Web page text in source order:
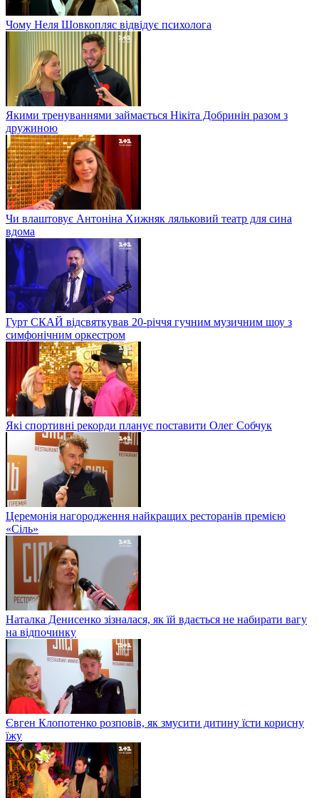
Чому Неля Шовкопляс відвідує психолога
Якими тренуваннями займається Нікіта Добринін разом з
дружиною
Чи влаштовує Антоніна Хижняк ляльковий театр для сина
вдома
Гурт СКАЙ відсвяткував 20-річчя гучним музичним шоу з
симфонічним оркестром
Які спортивні рекорди планує поставити Олег Собчук
Церемонія нагородження найкращих ресторанів премією
«Сіль»
Наталка Денисенко зізналася, як їй вдається не набирати вагу
на відпочинку
Євген Клопотенко розповів, як змусити дитину їсти корисну
їжу